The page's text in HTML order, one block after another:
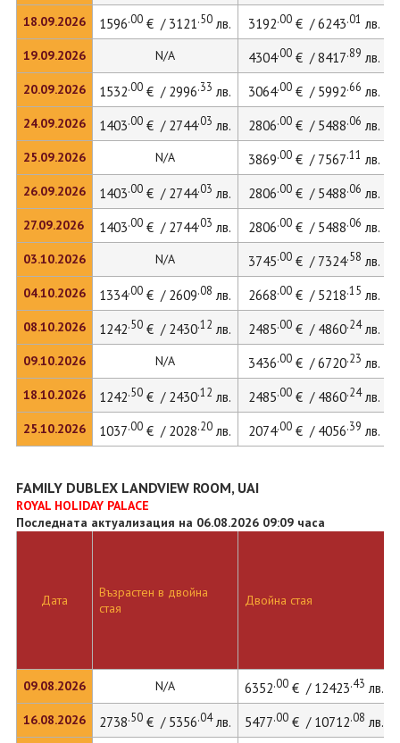
18.09.2026
19.09.2026
20.09.2026
24.09.2026
25.09.2026
26.09.2026
27.09.2026
03.10.2026
04.10.2026
08.10.2026
09.10.2026
18.10.2026
25.10.2026
1596.00€ / 3121.50лв. 3192.00€ / 6243.01 лв.
N/A 4304.00€ / 8417.89 лв.
1532.00€ / 2996.33 лв. 3064.00€ / 5992.66 лв.
1403.00€ / 2744.03 лв. 2806.00€ / 5488.06 лв.
N/A 3869.00€ / 7567.11 лв.
1403.00€ / 2744.03 лв. 2806.00€ / 5488.06 лв.
1403.00€ / 2744.03 лв. 2806.00€ / 5488.06 лв.
N/A 3745.00€ / 7324.58 лв.
1334.00€ / 2609.08 лв. 2668.00€ / 5218.15 лв.
1242.50€ / 2430.12 лв. 2485.00€ / 4860.24лв.
N/A 3436.00€ / 6720.23 лв.
1242.50€ / 2430.12 лв. 2485.00€ / 4860.24лв.
1037.00€ / 2028.20лв. 2074.00€ / 4056.39 лв.
FAMILY DUBLEX LANDVIEW ROOM, UAI
ROYAL HOLIDAY PALACE
Последната актуализация на 06.08.2026 09:09 часа
Дата
09.08.2026
16.08.2026
Възрастен в двойна
стая
Двойна стая
N/A 6352.00€ / 12423.43 лв.
2738.50€ / 5356.04лв. 5477.00€ / 10712.08 лв.